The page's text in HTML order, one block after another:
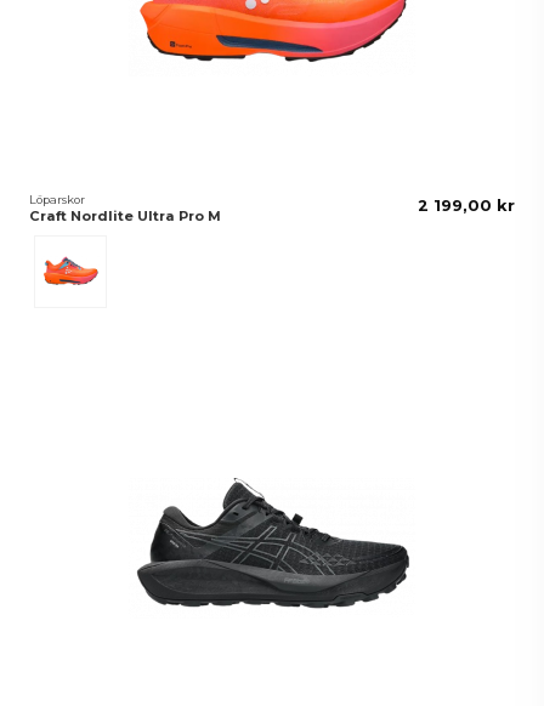
Löparskor
Craft Nordlite Ultra Pro M
2 199,00 kr